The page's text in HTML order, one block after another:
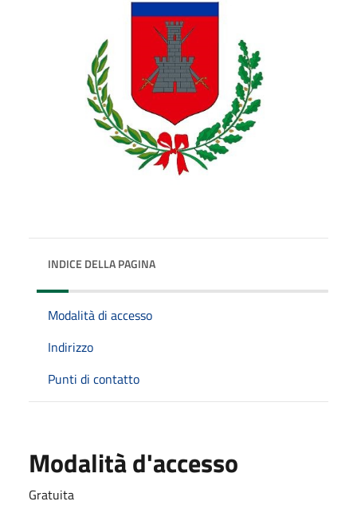
INDICE DELLA PAGINA
Modalità di accesso
Indirizzo
Punti di contatto
Modalità d'accesso
Gratuita